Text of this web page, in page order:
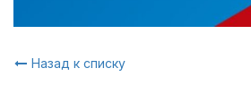
Назад к списку